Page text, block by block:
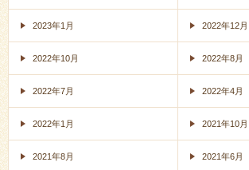
2023年1月 2022年12月
2022年10月 2022年8月
2022年7月 2022年4月
2022年1月 2021年10月
2021年8月 2021年6月